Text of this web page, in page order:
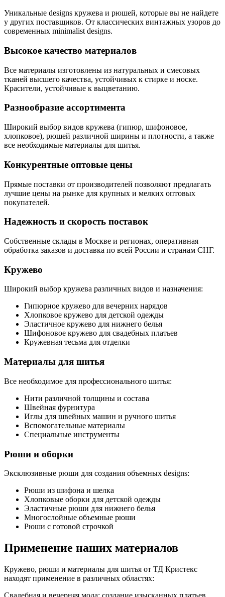
Уникальные designs кружева и рюшей, которые вы не найдете
у других поставщиков. От классических винтажных узоров до
современных minimalist designs.
Высокое качество материалов
Все материалы изготовлены из натуральных и смесовых
тканей высшего качества, устойчивых к стирке и носке.
Красители, устойчивые к выцветанию.
Разнообразие ассортимента
Широкий выбор видов кружева (гипюр, шифоновое,
хлопковое), рюшей различной ширины и плотности, а также
все необходимые материалы для шитья.
Конкурентные оптовые цены
Прямые поставки от производителей позволяют предлагать
лучшие цены на рынке для крупных и мелких оптовых
покупателей.
Надежность и скорость поставок
Собственные склады в Москве и регионах, оперативная
обработка заказов и доставка по всей России и странам СНГ.
Кружево
Широкий выбор кружева различных видов и назначения:
Гипюрное кружево для вечерних нарядов
Хлопковое кружево для детской одежды
Эластичное кружево для нижнего белья
Шифоновое кружево для свадебных платьев
Кружевная тесьма для отделки
Материалы для шитья
Все необходимое для профессионального шитья:
Нити различной толщины и состава
Швейная фурнитура
Иглы для швейных машин и ручного шитья
Вспомогательные материалы
Специальные инструменты
Рюши и оборки
Эксклюзивные рюши для создания объемных designs:
Рюши из шифона и шелка
Хлопковые оборки для детской одежды
Эластичные рюши для нижнего белья
Многослойные объемные рюши
Рюши с готовой строчкой
Применение наших материалов
Кружево, рюши и материалы для шитья от ТД Кристекс
находят применение в различных областях:
Свадебная и вечерняя мода: создание изысканных платьев,